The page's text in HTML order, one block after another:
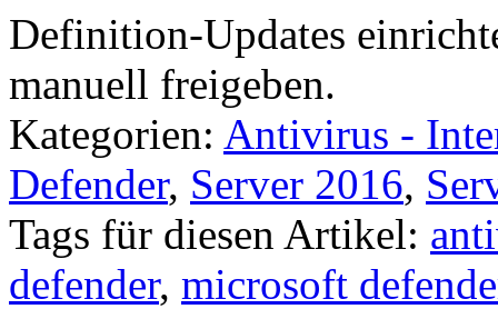
Definition-Updates
manuell freigeben.
Kategorien: Antivirus -
Defender, Server 2016,
Tags für diesen Artikel:
defender, microsoft